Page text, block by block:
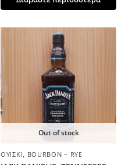
Out of stock
ΟΥΊΣΚΙ, BOURBON – RYE